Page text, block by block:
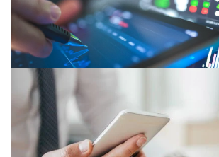
Guide RDAR, implication effective du
management dans le dispositif